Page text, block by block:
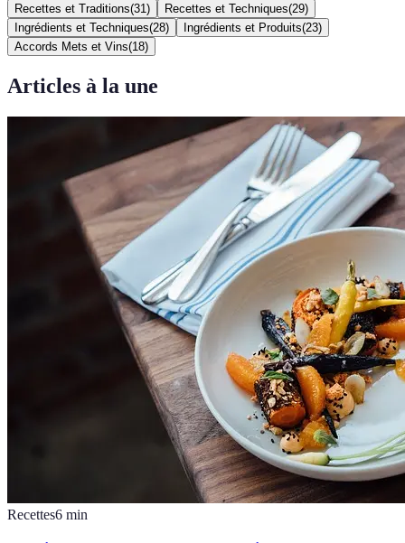
Recettes et Traditions(31 ) Recettes et Techniques(29)
Ingrédients et Techniques(28) Ingrédients et Produits(23)
Accords Mets et Vins(18)
Articles à la une
Recettes6 min